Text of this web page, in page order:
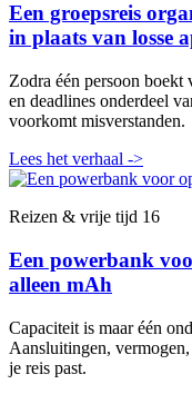
Een groepsreis
in plaats van losse
Zodra één persoon boekt
en deadlines onderdeel
voorkomt misverstanden.
Lees het verhaal ->
Reizen & vrije tijd 16
Een powerbank
alleen mAh
Capaciteit is maar één
Aansluitingen,
je reis past.